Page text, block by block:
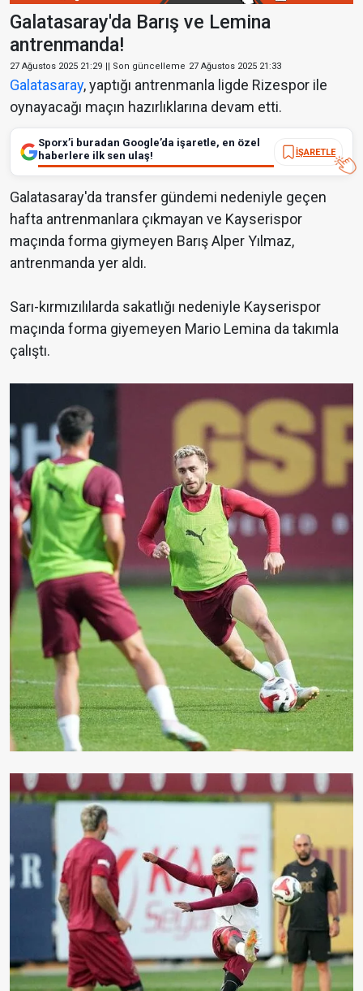
Galatasaray'da Barış ve Lemina
antrenmanda!
27 Ağustos 2025 21:29 || Son güncelleme 27 Ağustos 2025 21:33
Galatasaray, yaptığı antrenmanla ligde Rizespor ile
oynayacağı maçın hazırlıklarına devam etti.
Sporx’i buradan Google’da işaretle, en özel
haberlere ilk sen ulaş!
İŞARETLE
Galatasaray'da transfer gündemi nedeniyle geçen
hafta antrenmanlara çıkmayan ve Kayserispor
maçında forma giymeyen Barış Alper Yılmaz,
antrenmanda yer aldı.
Sarı-kırmızılılarda sakatlığı nedeniyle Kayserispor
maçında forma giyemeyen Mario Lemina da takımla
çalıştı.